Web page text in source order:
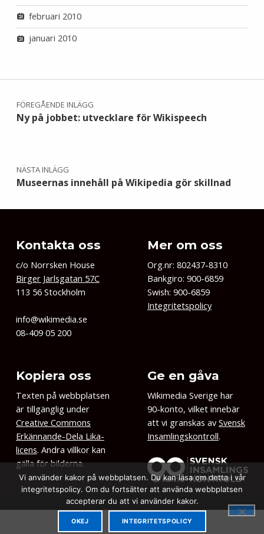
MENU
februari 2010
januari 2010
Inläggsnavigering
FÖREGÅENDE INLÄGG
Ny på jobbet: utvecklare för Wikispeech
NÄSTA INLÄGG
Museernas innehåll på Wikipedia gör skillnad
Kontakta oss
c/o Norrsken House
Birger Jarlsgatan 57C
113 56 Stockholm
info@wikimedia.se
08-409 05 200
Mer om oss
Org.nr: 802437-8310
Bankgiro: 900-6859
Swish: 900-6859
Integritetspolicy
Kopiera oss
Texten på webbplatsen
är tillgänglig under
Creative Commons
Erkännande-Dela Lika-
licens. Andra villkor kan
gälla för bilderna.
Ge en gåva
Wikimedia Sverige har
90-konto, vilket innebär
att vi granskas av Svensk
Insamlingskontroll.
Vi använder kakor på webbplatsen. Du kan läsa om detta i vår
integritetspolicy. Om du fortsätter att använda webbplatsen
accepterar du att vi använder kakor.
OKEJ INTEGRITETSPOLICY